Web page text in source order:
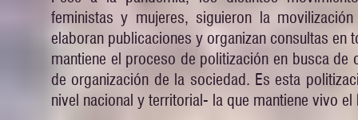
feministas y mujeres, siguieron la
elaboran publicaciones y organizan consultas
mantiene el proceso de politización en busca
de organización de la sociedad. Es esta
nivel nacional y territorial- la que mantiene vivo